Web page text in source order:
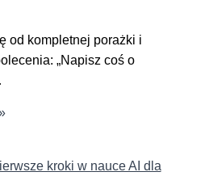
od kompletnej porażki i
„Napisz coś o